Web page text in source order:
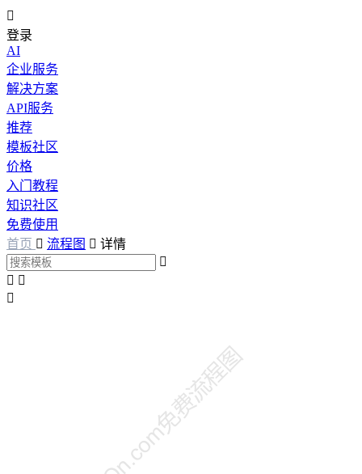

登录
AI
企业服务
解决方案
API服务
推荐
模板社区
价格
入门教程
知识社区
免费使用
首页  流程图  详情

 
